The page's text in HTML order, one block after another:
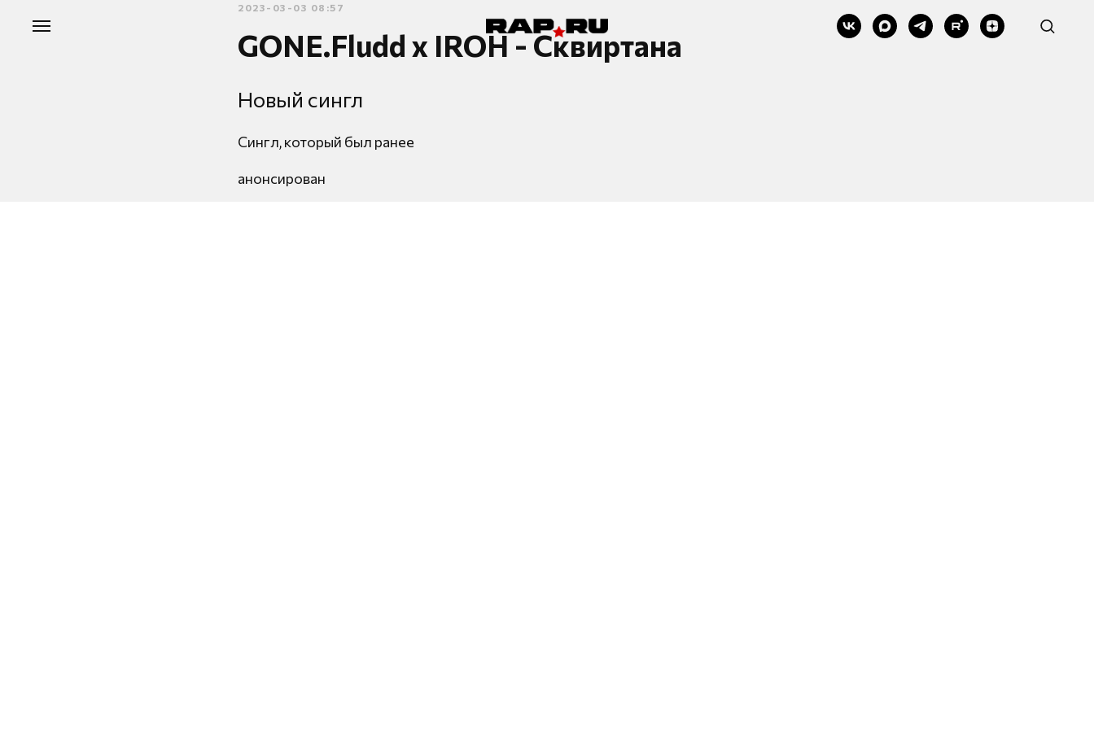
2023-03-03 08:57
GONE.Fludd x IROH - Сквиртана
Новый сингл
Сингл, который был ранее
анонсирован